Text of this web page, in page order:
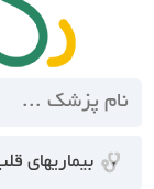
بیماریهای